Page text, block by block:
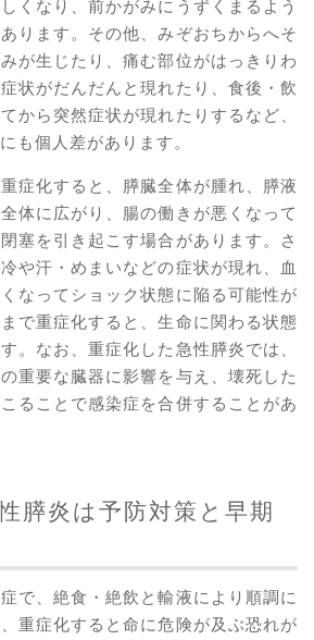
くなり、前かがみにうずくまるよう
ります。その他、みぞおちからへそ
が生じたり、痛む部位がはっきりわ
状がだんだんと現れたり、食後・飲
から突然症状が現れたりするなど、
も個人差があります。
症化すると、膵臓全体が腫れ、膵液
体に広がり、腸の働きが悪くなって
塞を引き起こす場合があります。さ
や汗・めまいなどの症状が現れ、血
なってショック状態に陥る可能性が
で重症化すると、生命に関わる状態
。なお、重症化した急性膵炎では、
重要な臓器に影響を与え、壊死した
ることで感染症を合併することがあ
膵炎は予防対策と早期
で、絶食・絶飲と輸液により順調に
重症化すると命に危険が及ぶ恐れが